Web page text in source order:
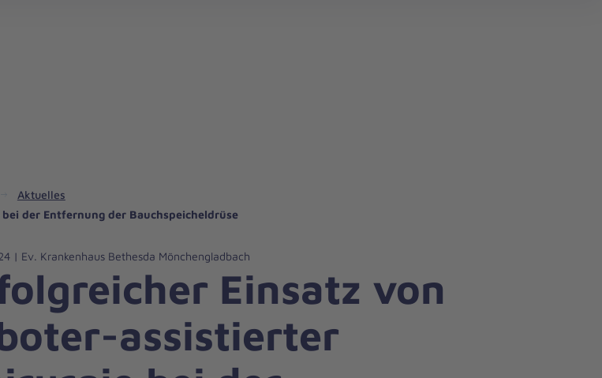
Aktuelles
der Entfernung der Bauchspeicheldrüse
| Ev. Krankenhaus Bethesda Mönchengladbach
Einsatz von
assistierter